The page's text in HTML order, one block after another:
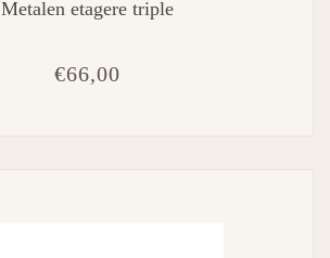
Metalen etagere triple
€66,00